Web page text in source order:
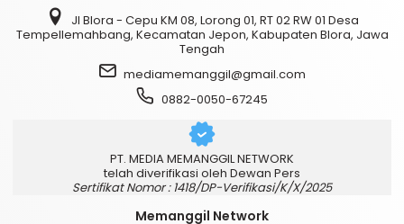
Jl Blora - Cepu KM 08, Lorong 01, RT 02 RW 01 Desa
Tempellemahbang, Kecamatan Jepon, Kabupaten Blora, Jawa
Tengah
mediamemanggil@gmail.com
0882-0050-67245
PT. MEDIA MEMANGGIL NETWORK
telah diverifikasi oleh Dewan Pers
Sertifikat Nomor : 1418/DP-Verifikasi/K/X/2025
Memanggil Network